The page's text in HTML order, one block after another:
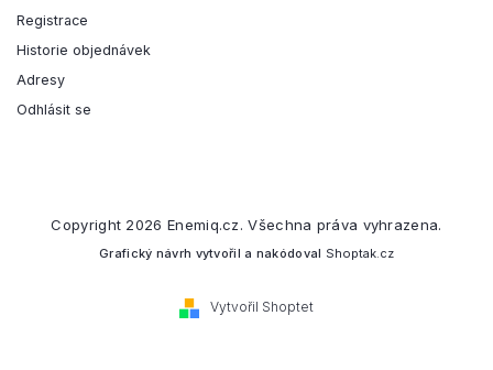
Registrace
Historie objednávek
Adresy
Odhlásit se
Vytvořil Shoptet
Copyright 2026 Enemiq.cz. Všechna práva vyhrazena.
Grafický návrh vytvořil a nakódoval Shoptak.cz